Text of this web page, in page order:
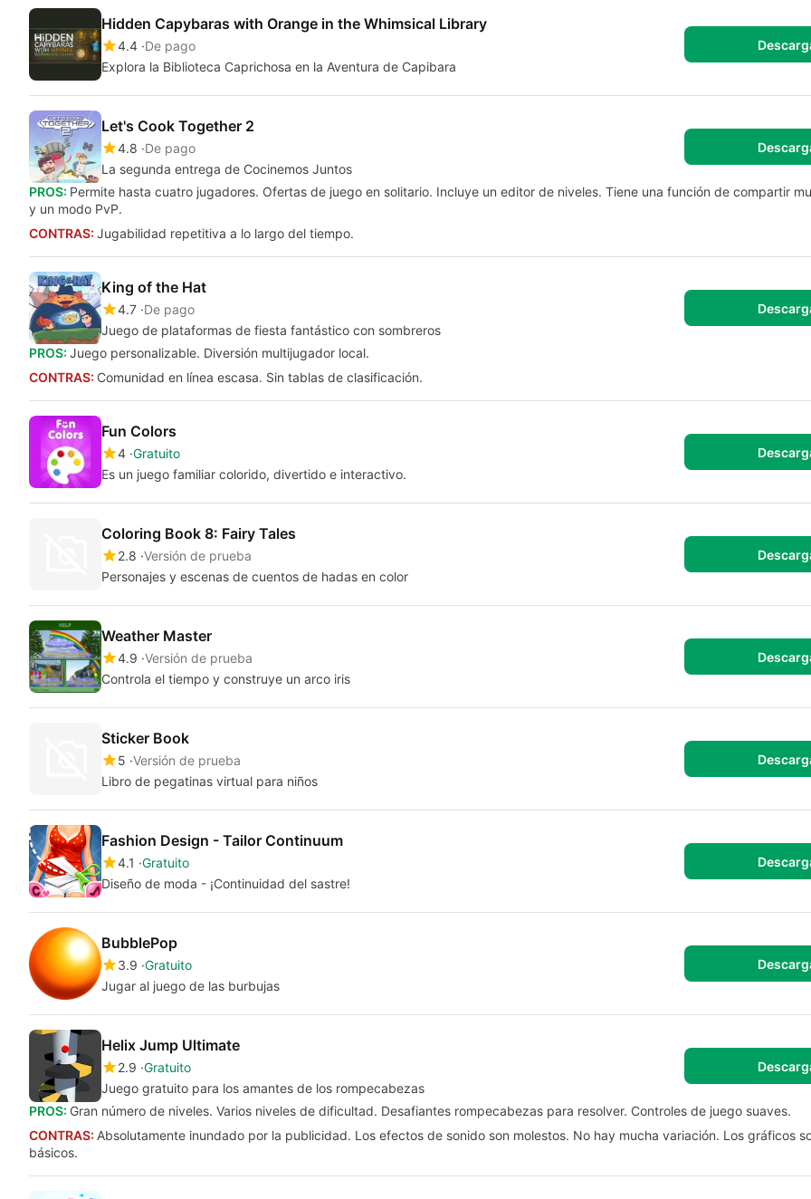
Hidden Capybaras with Orange in the Whimsical Library
4.4 De pago
Explora la Biblioteca Caprichosa en la Aventura de Capibara
Let's Cook Together 2
4.8 De pago
La segunda entrega de Cocinemos Juntos
PROS: Permite hasta cuatro jugadores. Ofertas de juego en solitario. Incluye un editor de niveles. Tiene una función de compartir
y un modo PvP.
CONTRAS: Jugabilidad repetitiva a lo largo del tiempo.
King of the Hat
4.7 De pago
Juego de plataformas de fiesta fantástico con sombreros
PROS: Juego personalizable. Diversión multijugador local.
CONTRAS: Comunidad en línea escasa. Sin tablas de clasificación.
Fun Colors
4 Gratuito
Es un juego familiar colorido, divertido e interactivo.
Coloring Book 8: Fairy Tales
2.8 Versión de prueba
Personajes y escenas de cuentos de hadas en color
Weather Master
4.9 Versión de prueba
Controla el tiempo y construye un arco iris
Sticker Book
5 Versión de prueba
Libro de pegatinas virtual para niños
Fashion Design - Tailor Continuum
4.1 Gratuito
Diseño de moda - ¡Continuidad del sastre!
BubblePop
3.9 Gratuito
Jugar al juego de las burbujas
Helix Jump Ultimate
2.9 Gratuito
Juego gratuito para los amantes de los rompecabezas
PROS: Gran número de niveles. Varios niveles de dificultad. Desafiantes rompecabezas para resolver. Controles de juego suaves.
CONTRAS: Absolutamente inundado por la publicidad. Los efectos de sonido son molestos. No hay mucha variación. Los gráficos
básicos.